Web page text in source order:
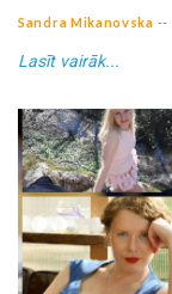
Sandra Mikanovska --
Lasīt vairāk...